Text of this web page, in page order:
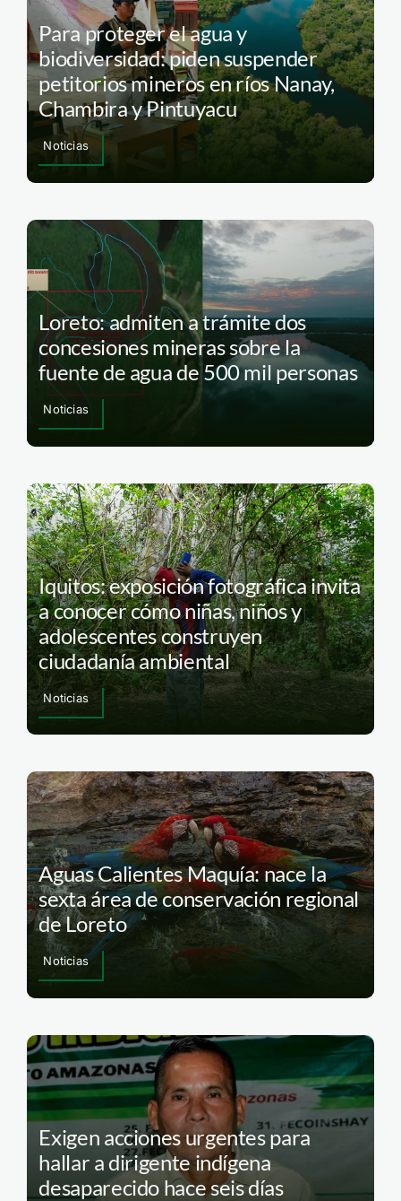
Para proteger el agua y
biodiversidad: piden suspender
petitorios mineros en ríos Nanay,
Chambira y Pintuyacu
Noticias
Loreto: admiten a trámite dos
concesiones mineras sobre la
fuente de agua de 500 mil personas
Noticias
Iquitos: exposición fotográfica invita
a conocer cómo niñas, niños y
adolescentes construyen
ciudadanía ambiental
Noticias
Aguas Calientes Maquía: nace la
sexta área de conservación regional
de Loreto
Noticias
Exigen acciones urgentes para
hallar a dirigente indígena
desaparecido hace seis días